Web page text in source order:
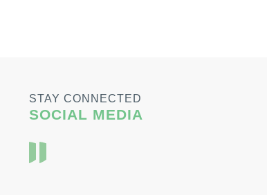
STAY CONNECTED
SOCIAL MEDIA